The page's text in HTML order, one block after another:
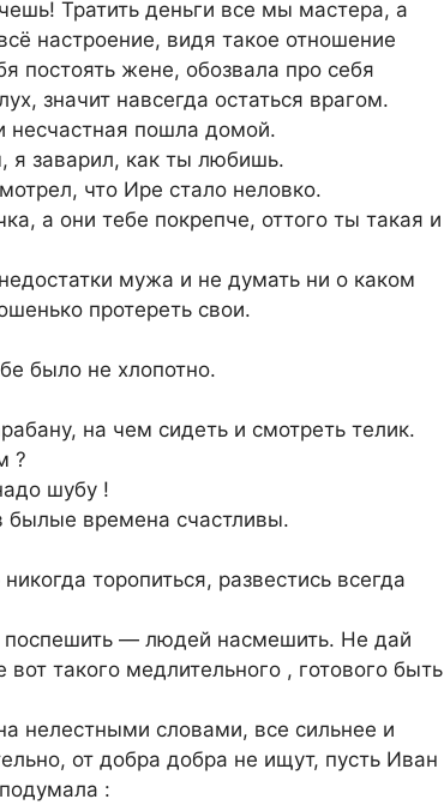
Тратить деньги все мы мастера, а
настроение, видя такое отношение
постоять жене, обозвала про себя
значит навсегда остаться врагом.
несчастная пошла домой.
заварил, как ты любишь.
что Ире стало неловко.
а они тебе покрепче, оттого ты такая и
мужа и не думать ни о каком
протереть свои.
было не хлопотно.
на чем сидеть и смотреть телик.
?
шубу !
былые времена счастливы.
торопиться, развестись всегда
— людей насмешить. Не дай
такого медлительного , готового быть
нелестными словами, все сильнее и
от добра добра не ищут, пусть Иван
: